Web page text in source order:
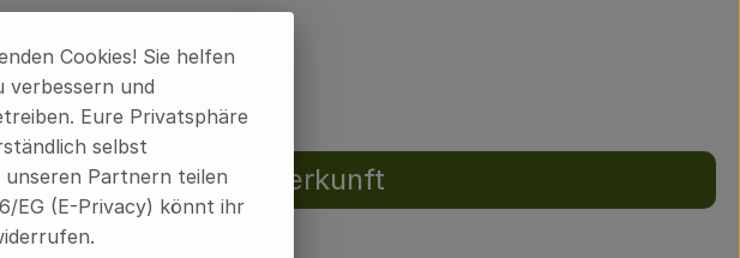
Herkunft
Cookies! Sie helfen
verbessern und
Eure Privatsphäre
selbst
Partnern teilen
EG (E-Privacy) könnt ihr